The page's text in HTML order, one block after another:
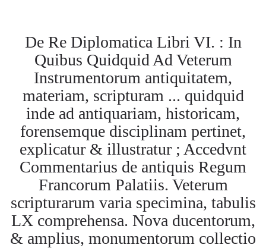
De Re Diplomatica Libri VI. : In
Quibus Quidquid Ad Veterum
Instrumentorum antiquitatem,
materiam, scripturam ... quidquid
inde ad antiquariam, historicam,
forensemque disciplinam pertinet,
explicatur & illustratur ; Accedvnt
Commentarius de antiquis Regum
Francorum Palatiis. Veterum
scripturarum varia specimina, tabulis
LX comprehensa. Nova ducentorum,
& amplius, monumentorum collectio